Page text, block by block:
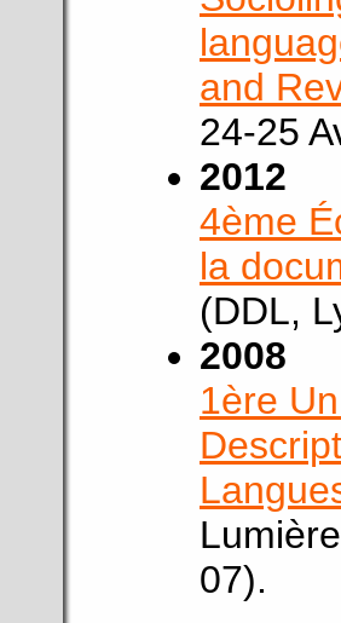
and
24-25
2012
4ème
la
(DDL,
2008
1ère
07).